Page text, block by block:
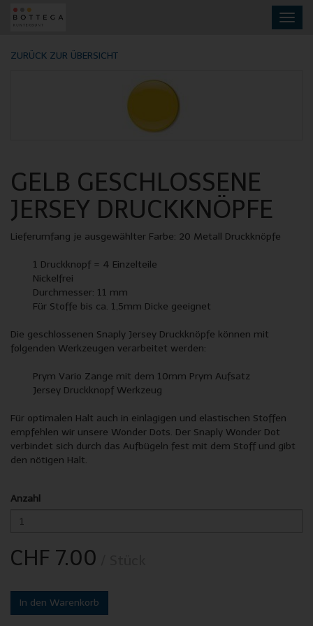
Skip
content
ZURÜCK ZUR ÜBERSICHT
GELB GESCHLOSSENE
JERSEY DRUCKKNÖPFE
Lieferumfang je ausgewählter Farbe: 20 Metall Druckknöpfe
1 Druckknopf = 4 Einzelteile
Nickelfrei
Durchmesser: 11 mm
Für Stoffe bis ca. 1,5mm Dicke geeignet
Die geschlossenen Snaply Jersey Druckknöpfe können mit
folgenden Werkzeugen verarbeitet werden:
Prym Vario Zange mit dem 10mm Prym Aufsatz
Jersey Druckknopf Werkzeug
Für optimalen Halt auch in einlagigen und elastischen Stoffen
empfehlen wir unsere Wonder Dots. Der Snaply Wonder Dot
verbindet sich durch das Aufbügeln fest mit dem Stoff und gibt
den nötigen Halt.
Anzahl
CHF 7.00
In den Warenkorb